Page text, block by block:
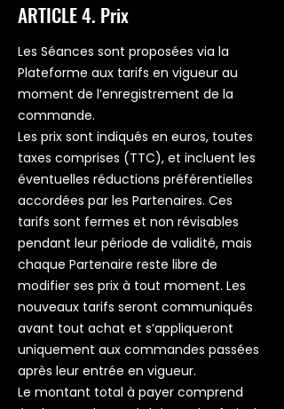
ARTICLE 4. Prix
Les Séances sont proposées via la
Plateforme aux tarifs en vigueur au
moment de l’enregistrement de la
commande.
Les prix sont indiqués en euros, toutes
taxes comprises (TTC), et incluent les
éventuelles réductions préférentielles
accordées par les Partenaires. Ces
tarifs sont fermes et non révisables
pendant leur période de validité, mais
chaque Partenaire reste libre de
modifier ses prix à tout moment. Les
nouveaux tarifs seront communiqués
avant tout achat et s’appliqueront
uniquement aux commandes passées
après leur entrée en vigueur.
Le montant total à payer comprend